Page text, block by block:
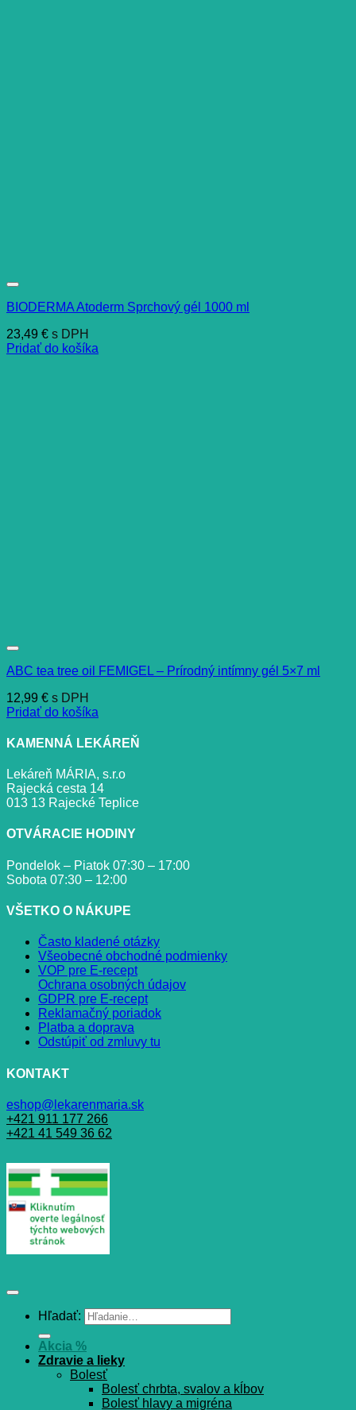
BIODERMA Atoderm Sprchový gél 1000 ml
23,49 € s DPH
Pridať do košíka
ABC tea tree oil FEMIGEL – Prírodný intímny gél 5×7 ml
12,99 € s DPH
Pridať do košíka
KAMENNÁ LEKÁREŇ
Lekáreň MÁRIA, s.r.o
Rajecká cesta 14
013 13 Rajecké Teplice
OTVÁRACIE HODINY
Pondelok – Piatok 07:30 – 17:00
Sobota 07:30 – 12:00
VŠETKO O NÁKUPE
Často kladené otázky
Všeobecné obchodné podmienky
VOP pre E-recept
Ochrana osobných údajov
GDPR pre E-recept
Reklamačný poriadok
Platba a doprava
Odstúpiť od zmluvy tu
KONTAKT
eshop@lekarenmaria.sk
+421 911 177 266
+421 41 549 36 62
Hľadať:
Akcia %
Zdravie a lieky
Bolesť
Bolesť chrbta, svalov a kĺbov
Bolesť hlavy a migréna